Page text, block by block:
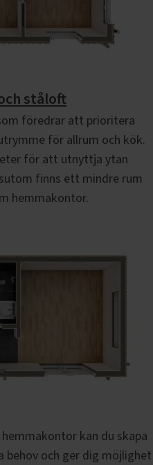
ståloft
föredrar att prioritera
för allrum och kök.
för att utnyttja ytan
finns ett mindre rum
hemmakontor.
kan du skapa
behov och ger dig möjlighet